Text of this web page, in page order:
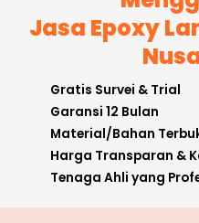
Jasa Epoxy
Gratis Survei & Trial
Garansi 12 Bulan
Material/Bahan
Harga Transparan &
Tenaga Ahli yang